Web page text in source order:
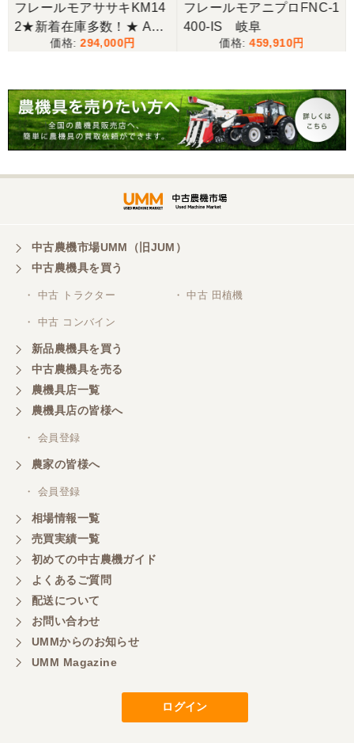
フレールモアササキKM14
2★新着在庫多数！★ A2
キャスター付 草刈り 作業
33】
294,000
フレールモアニプロFNC-1
400-IS 岐阜
459,910
中古農機市場UMM（旧JUM）
中古農機具を買う
・ 中古 トラクター ・ 中古 田植機
・ 中古 コンバイン
新品農機具を買う
中古農機具を売る
農機具店一覧
農機具店の皆様へ
・ 会員登録
農家の皆様へ
・ 会員登録
相場情報一覧
売買実績一覧
初めての中古農機ガイド
よくあるご質問
配送について
お問い合わせ
UMMからのお知らせ
UMM Magazine
ログイン